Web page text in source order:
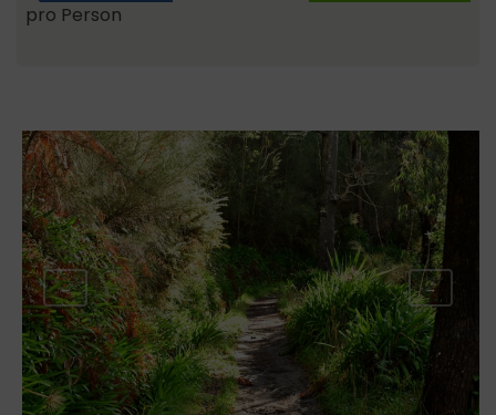
pro Person
← →